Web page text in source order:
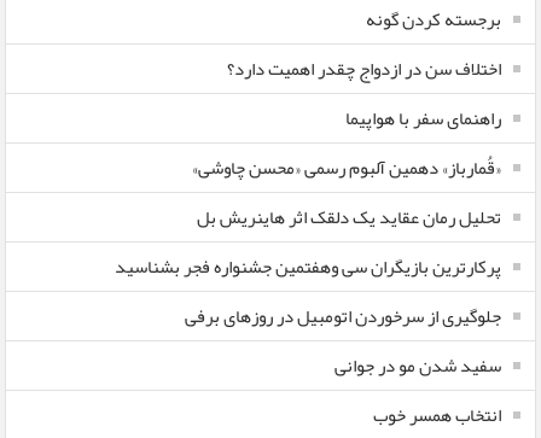
برجسته کردن گونه
اختلاف سن در ازدواج چقدر اهمیت دارد؟
راهنمای سفر با هواپیما
«قُمارباز» دهمین آلبوم رسمی «محسن چاوشی»
تحلیل رمان عقاید یک دلقک اثر هاینریش بل
پرکارترین بازیگران سی وهفتمین جشنواره فجر بشناسید
جلوگیری از سرخوردن اتومبیل در روزهای برفی
سفید شدن مو در جوانی
انتخاب همسر خوب